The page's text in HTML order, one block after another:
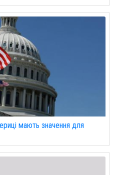
мають значення для